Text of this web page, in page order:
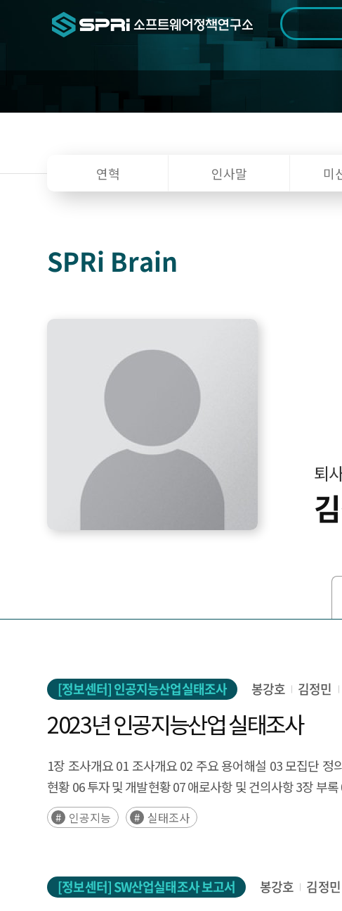
검색범위 전체
기간 전체 1
개
연혁 인사말 미
SPRi Brain
퇴
[정보센터] 인공지능산업실태조사 봉강호 김정민
2023년 인공지능산업 실태조사
1장 조사개요 01 조사개요 02 주요 용어해설 03 모집단
현황 06 투자 및 개발현황 07 애로사항 및 건의사항 3장 부
인공지능 실태조사
[정보센터] SW산업실태조사 보고서 봉강호 김정민